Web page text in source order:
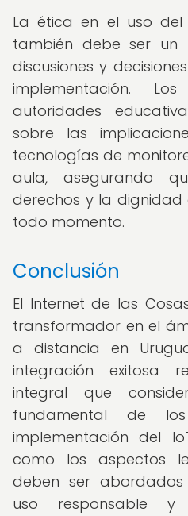
La ética en el uso
también debe ser
discusiones y
implementación.
autoridades
sobre las
tecnologías de
aula, asegurando
derechos y la dignidad
todo momento.
Conclusión
El Internet de las
transformador en el
a distancia en
integración exitosa
integral que
fundamental de
implementación del
como los aspectos
deben ser
uso responsable